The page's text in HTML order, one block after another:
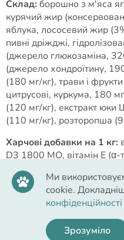
Склад: борошно з м'яса
курячий жир
яблука, лососевий жир
пивні дріжджі,
(джерело глюкозаміна,
(джерело хондроїтину,
(180 мг/кг), трави і
цитрусові, куркума, 180
(120 мг/кг), екстракт юки
(110 мг/кг), розторопша
Харчові добавки на 1 кг:
D3 1800 МО, вітамін Е (α-
300 мг, холін хлорид 700
1,2 мг, вітамін В3 4,5 мг,
пантотенат 12 мг,
мг, вітамін В12 0,05 мг,
мг, марганець (Е5) 45
мг, селен (Е8) 0,3 мг.
Ми
cookie.
конфіденційності
Зрозуміло